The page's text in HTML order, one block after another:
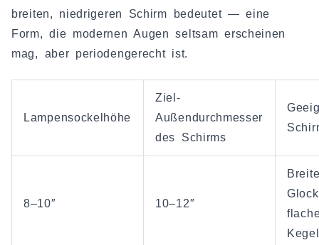
breiten, niedrigeren Schirm bedeutet — eine
Form, die modernen Augen seltsam erscheinen
mag, aber periodengerecht ist.
Lampensockelhöhe
Ziel-
Außendurchmesser
des Schirms
8–10″ 10–12″